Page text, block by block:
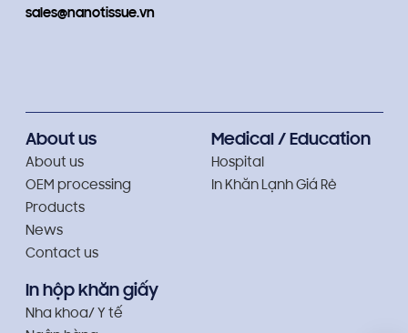
sales@nanotissue.vn
About us
About us
OEM processing
Products
News
Contact us
Medical / Education
Hospital
In Khăn Lạnh Giá Rẻ
In hộp khăn giấy
Nha khoa/ Y tế